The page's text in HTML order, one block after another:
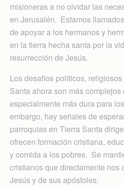
misioneras a no olvidar las
en Jerusalén. Estamos
de apoyar a los hermanos y
en la tierra hecha santa por la
resurrección de Jesús.
Los desafíos políticos,
Santa ahora son más complejos
especialmente más dura para
embargo, hay señales de
parroquias en Tierra Santa
ofrecen formación cristiana,
y comida a los pobres. Se
cristianos que directamente nos
Jesús y de sus apóstoles.